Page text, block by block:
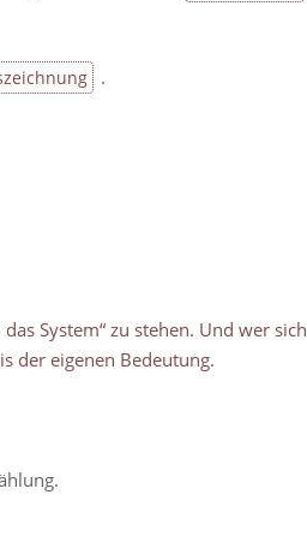
.
System“ zu stehen. Und wer sich
der eigenen Bedeutung.